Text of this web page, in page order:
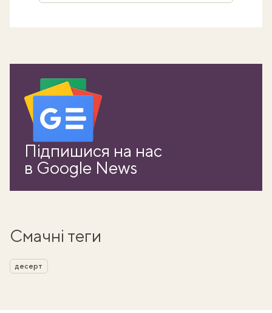
Підпишися на нас
в Google News
Смачні теги
десерт